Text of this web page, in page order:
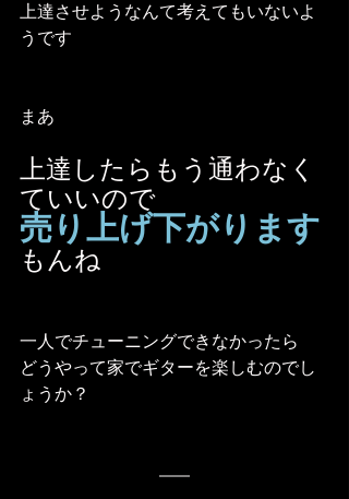
上達させようなんて考えてもいないよ
うです
まあ
上達したらもう通わなく
ていいので
売り上げ下がります
もんね
一人でチューニングできなかったら
どうやって家でギターを楽しむのでし
ょうか？